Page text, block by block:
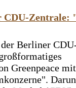
CDU-
der Berliner
Greenpeace